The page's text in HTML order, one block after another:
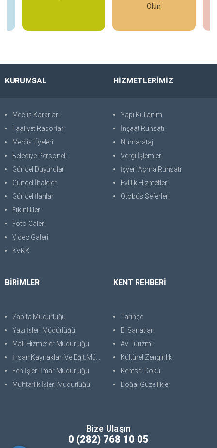
Olun
KURUMSAL
Meclis Kararları
Faaliyet Raporları
Meclis Üyeleri
Belediye Personeli
Güncel Duyurular
Güncel İhaleler
Güncel İlanlar
Etkinlikler
Foto Galeri
Video Galeri
KVKK
HİZMETLERİMİZ
Yapı Kullanım
İnşaat Ruhsatı
Numarataj
Vergi İşlemleri
İşyeri Açma Ruhsatı
Evlilik Hizmetleri
Otobüs Seferleri
BİRİMLER
Zabıta Müdürlüğü
Yazı İşleri Müdürlüğü
Mali Hizmetler Müdürlüğü
İnsan Kaynakları Ve Eğit.Müdürlüğü
Fen İşleri İmar Müdürlüğü
Muhtarlık İşleri Müdürlüğü
KENT REHBERİ
Tarihçe
El Sanatları
Av Turizmi
Kültürel Zenginlik
Kentsel Doku
Doğal Güzellikler
Bize Ulaşın
0 (282) 768 10 05